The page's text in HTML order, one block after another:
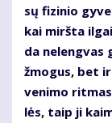
sų fi­zi­nio
kai mirš­ta
da ne­leng­vas
žmo­gus, bet
ve­ni­mo
lės, taip ji